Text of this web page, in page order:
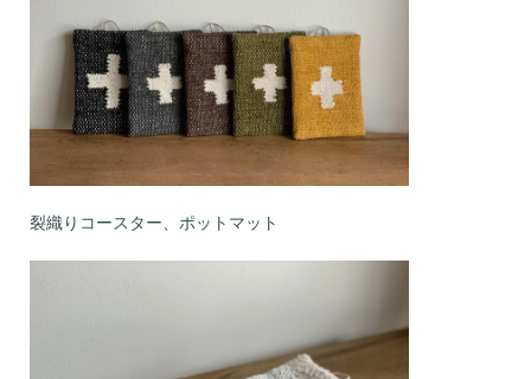
裂織りコースター、ポットマット